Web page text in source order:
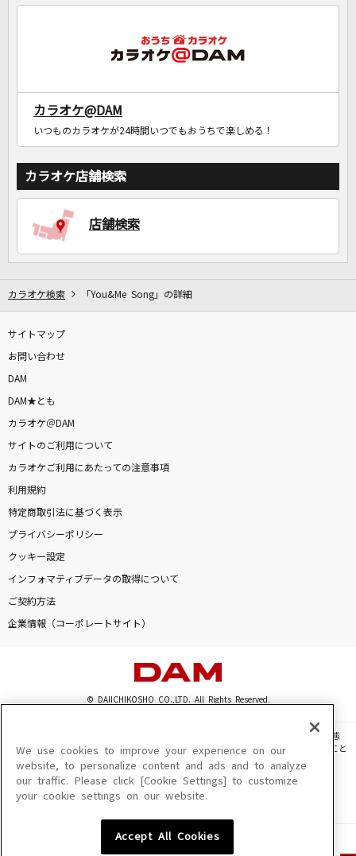
カラオケ@DAM
いつものカラオケが24時間いつでもおうちで楽しめる！
カラオケ店舗検索
店舗検索
カラオケ検索 「You&Me Song」の詳細
サイトマップ
お問い合わせ
DAM
DAM★とも
カラオケ＠DAM
サイトのご利用について
カラオケご利用にあたっての注意事項
利用規約
特定商取引法に基づく表示
プライバシーポリシー
クッキー設定
インフォマティブデータの取得について
ご契約方法
企業情報（コーポレートサイト）
© DAIICHIKOSHO CO.,LTD. All Rights Reserved.
このサイトに掲載されている一切の文章・画像・写真・動画・音声等を、手段や形態
を問わず、著作権法の定める範囲を超えて無断で複製、転載、ファイル化などすること
を禁じます。
楽曲及びコンテンツは、機種によりご利用いただけない場合があります。
楽曲及びコンテンツの配信日、配信内容が変更になる場合があります。
We use cookies to improve your experience on our
website, to personalize content and ads and to analyze
our traffic. Please click [Cookie Settings] to customize
your cookie settings on our website.
Accept All Cookies